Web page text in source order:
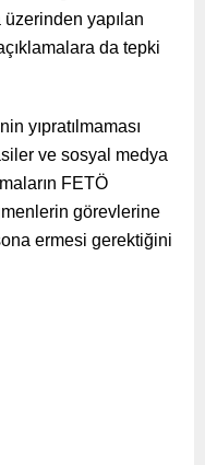
yapılan
da tepki
yıpratılmaması
ve sosyal medya
FETÖ
görevlerine
ermesi gerektiğini